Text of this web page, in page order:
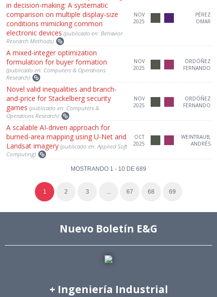
in decision-making: A systematic
comparison on multiple display-size
conditions mimicking common
electronic devices (publicado en: Behavior
Research Methods)
NOV
2025
PÉREZ
OMAR
A mixed-integer optimization
formulation for buyer formation
(publicado en: Computers & Operations
Research)
NOV
2025
ORDÓÑEZ
FERNANDO
Novel valid inequalities and branch-
and-price for Stackelberg security
games (publicado en: Computers &
Operations Research)
NOV
2025
ORDÓÑEZ
FERNANDO
A scalable AI-driven approach for
burned-area mapping using U-Net and
Landsat imagery (publicado en: Applied Soft
Computing)
OCT
2025
WEINTRAUB,
ANDRÉS
MOSTRANDO 1 - 10 DE 689
1 2 3 ... 67 68 69
Nuevo Boletín E&G
+ Ingeniería Industrial